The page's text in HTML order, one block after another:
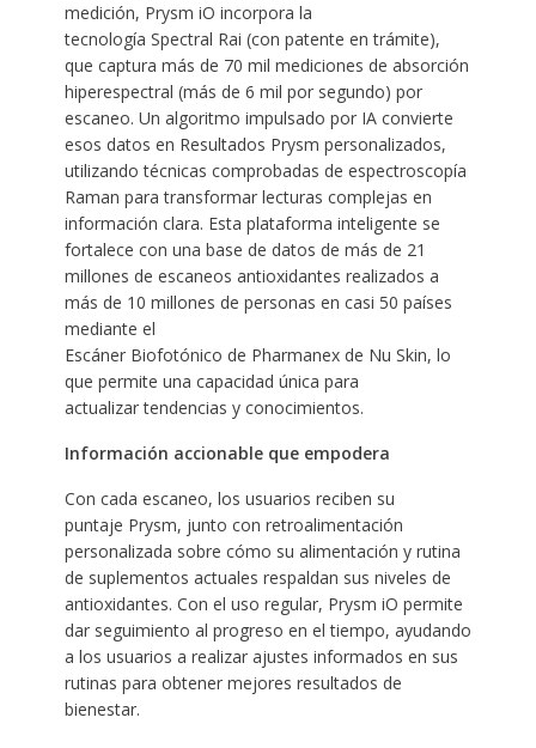
medición, Prysm iO incorpora la
tecnología Spectral Rai (con patente en trámite),
que captura más de 70 mil mediciones de absorción
hiperespectral (más de 6 mil por segundo) por
escaneo. Un algoritmo impulsado por IA convierte
esos datos en Resultados Prysm personalizados,
utilizando técnicas comprobadas de espectroscopía
Raman para transformar lecturas complejas en
información clara. Esta plataforma inteligente se
fortalece con una base de datos de más de 21
millones de escaneos antioxidantes realizados a
más de 10 millones de personas en casi 50 países
mediante el
Escáner Biofotónico de Pharmanex de Nu Skin, lo
que permite una capacidad única para
actualizar tendencias y conocimientos.
Información accionable que empodera
Con cada escaneo, los usuarios reciben su
puntaje Prysm, junto con retroalimentación
personalizada sobre cómo su alimentación y rutina
de suplementos actuales respaldan sus niveles de
antioxidantes. Con el uso regular, Prysm iO permite
dar seguimiento al progreso en el tiempo, ayudando
a los usuarios a realizar ajustes informados en sus
rutinas para obtener mejores resultados de
bienestar.